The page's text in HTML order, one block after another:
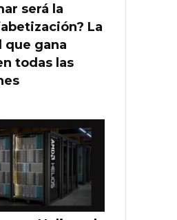
será la
La
que gana
todas las